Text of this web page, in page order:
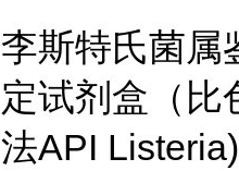
李斯特氏菌属
定试剂盒（比
法API Listeria)